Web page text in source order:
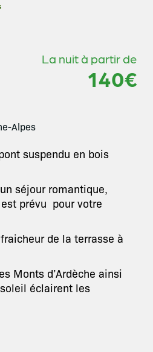
La nuit à partir de
140€
Alpes
suspendu en bois
séjour romantique,
prévu pour votre
de la terrasse à
Monts d’Ardèche ainsi
éclairent les